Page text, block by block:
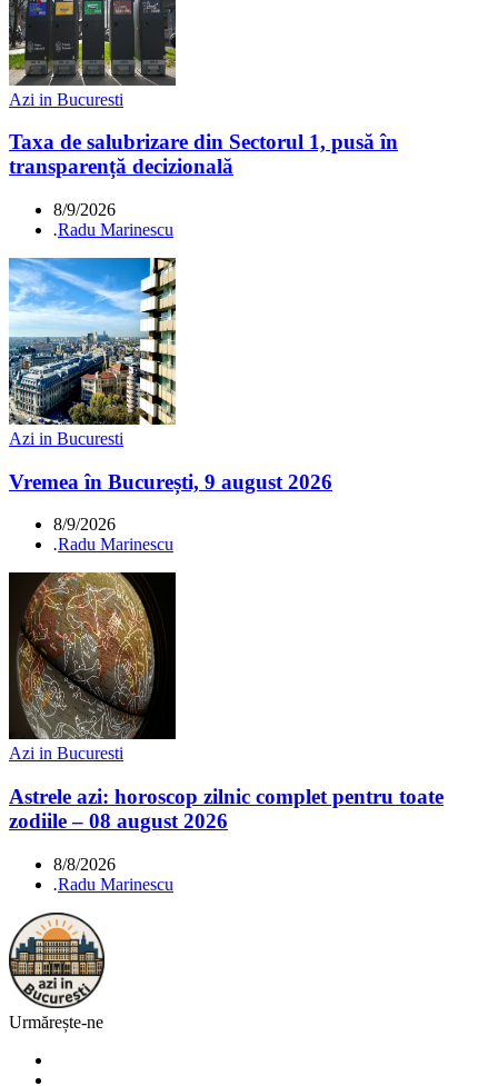
Azi in Bucuresti
Taxa de salubrizare din Sectorul 1, pusă în
transparență decizională
8/9/2026
.Radu Marinescu
Azi in Bucuresti
Vremea în București, 9 august 2026
8/9/2026
.Radu Marinescu
Azi in Bucuresti
Astrele azi: horoscop zilnic complet pentru toate
zodiile – 08 august 2026
8/8/2026
.Radu Marinescu
Urmărește-ne